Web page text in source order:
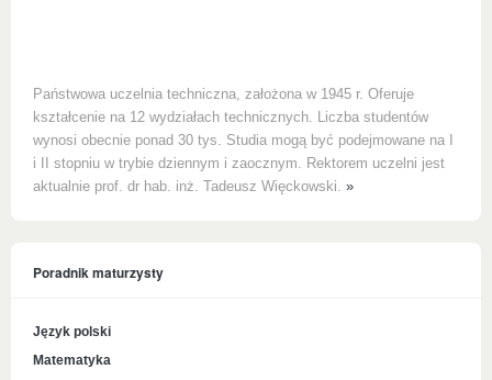
Państwowa uczelnia techniczna, założona w 1945 r. Oferuje
kształcenie na 12 wydziałach technicznych. Liczba studentów
wynosi obecnie ponad 30 tys. Studia mogą być podejmowane na I
i II stopniu w trybie dziennym i zaocznym. Rektorem uczelni jest
aktualnie prof. dr hab. inż. Tadeusz Więckowski. »
Poradnik maturzysty
Język polski
Matematyka